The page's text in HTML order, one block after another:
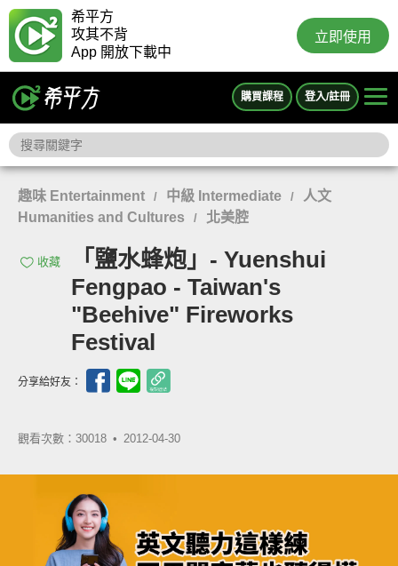
希平方
攻其不背
App 開放下載中
立即使用
購買課程 登入/註冊
趣味 Entertainment / 中級 Intermediate /
人文
Humanities and Cultures
/ 北美腔
收藏
「鹽水蜂炮」- Yuenshui
Fengpao - Taiwan's
"Beehive" Fireworks
Festival
分享給好友：
觀看次數：30018 • 2012-04-30